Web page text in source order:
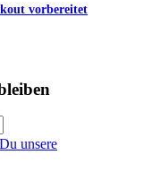
vorbereitet
unsere